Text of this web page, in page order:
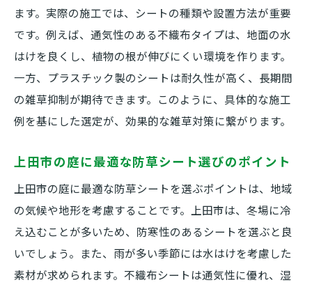
ます。実際の施工では、シートの種類や設置方法が重要
です。例えば、通気性のある不織布タイプは、地面の水
はけを良くし、植物の根が伸びにくい環境を作ります。
一方、プラスチック製のシートは耐久性が高く、長期間
の雑草抑制が期待できます。このように、具体的な施工
例を基にした選定が、効果的な雑草対策に繋がります。
上田市の庭に最適な防草シート選びのポイント
上田市の庭に最適な防草シートを選ぶポイントは、地域
の気候や地形を考慮することです。上田市は、冬場に冷
え込むことが多いため、防寒性のあるシートを選ぶと良
いでしょう。また、雨が多い季節には水はけを考慮した
素材が求められます。不織布シートは通気性に優れ、湿